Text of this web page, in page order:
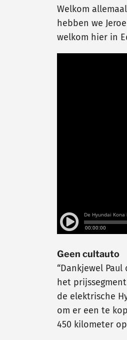
Welkom
hebben we
welkom hier in
Geen cultauto
“Dankjewel
het
de elektrische
om er een te
450 kilometer